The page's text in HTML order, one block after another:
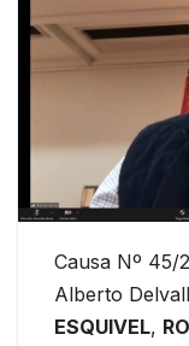
Causa Nº 45/
Alberto
ESQUIVEL,